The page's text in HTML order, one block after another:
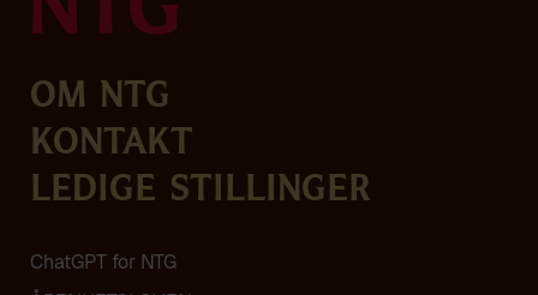
Om NTG
Kontakt
Ledige stillinger
ChatGPT for NTG